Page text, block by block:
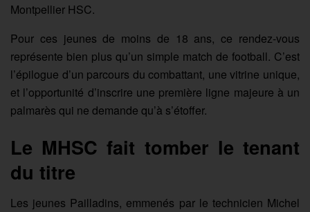
Montpellier HSC.
Pour ces jeunes de moins de 18 ans, ce rendez-vous
représente bien plus qu’un simple match de football. C’est
l’épilogue d’un parcours du combattant, une vitrine unique,
et l’opportunité d’inscrire une première ligne majeure à un
palmarès qui ne demande qu’à s’étoffer.
Le MHSC fait tomber le tenant
du titre
Les jeunes Pailladins, emmenés par le technicien Michel